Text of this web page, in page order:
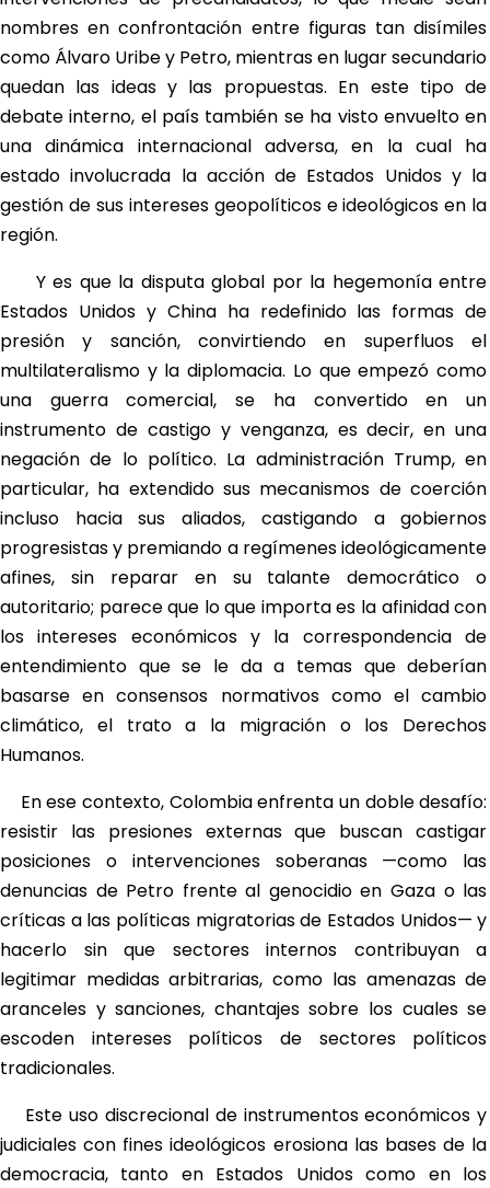
nombres en confrontación entre figuras tan disímiles
como Álvaro Uribe y Petro, mientras en lugar secundario
quedan las ideas y las propuestas. En este tipo de
debate interno, el país también se ha visto envuelto en
una dinámica internacional adversa, en la cual ha
estado involucrada la acción de Estados Unidos y la
gestión de sus intereses geopolíticos e ideológicos en la
región.
Y es que la disputa global por la hegemonía entre
Estados Unidos y China ha redefinido las formas de
presión y sanción, convirtiendo en superfluos el
multilateralismo y la diplomacia. Lo que empezó como
una guerra comercial, se ha convertido en un
instrumento de castigo y venganza, es decir, en una
negación de lo político. La administración Trump, en
particular, ha extendido sus mecanismos de coerción
incluso hacia sus aliados, castigando a gobiernos
progresistas y premiando a regímenes ideológicamente
afines, sin reparar en su talante democrático o
autoritario; parece que lo que importa es la afinidad con
los intereses económicos y la correspondencia de
entendimiento que se le da a temas que deberían
basarse en consensos normativos como el cambio
climático, el trato a la migración o los Derechos
Humanos.
En ese contexto, Colombia enfrenta un doble desafío:
resistir las presiones externas que buscan castigar
posiciones o intervenciones soberanas —como las
denuncias de Petro frente al genocidio en Gaza o las
críticas a las políticas migratorias de Estados Unidos— y
hacerlo sin que sectores internos contribuyan a
legitimar medidas arbitrarias, como las amenazas de
aranceles y sanciones, chantajes sobre los cuales se
escoden intereses políticos de sectores políticos
tradicionales.
Este uso discrecional de instrumentos económicos y
judiciales con fines ideológicos erosiona las bases de la
democracia, tanto en Estados Unidos como en los